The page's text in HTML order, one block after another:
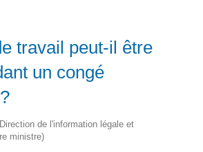
travail peut-il être
un congé
de l'information légale et
ministre)